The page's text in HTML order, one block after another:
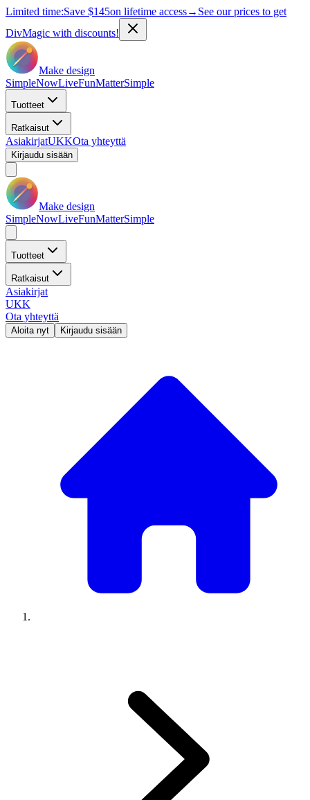
Limited time:Save $145on lifetime access→ See our prices to get
DivMagic with discounts!
Make design
SimpleNowLiveFunMatterSimple
Tuotteet
Ratkaisut
AsiakirjatUKKOta yhteyttä
Kirjaudu sisään
Make design
SimpleNowLiveFunMatterSimple
Tuotteet
Ratkaisut
Asiakirjat
UKK
Ota yhteyttä
Aloita nyt Kirjaudu sisään